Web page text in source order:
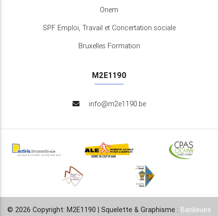
Onem
SPF Emploi, Travail et Concertation sociale
Bruxelles Formation
M2E1190
info@m2e1190.be
© 2026 Copyright: M2E1190 | Squelette & Graphisme : Banlieues